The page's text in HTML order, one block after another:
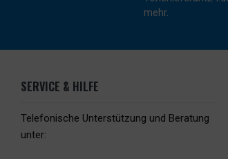
mehr.
SERVICE & HILFE
Telefonische Unterstützung und Beratung
unter: